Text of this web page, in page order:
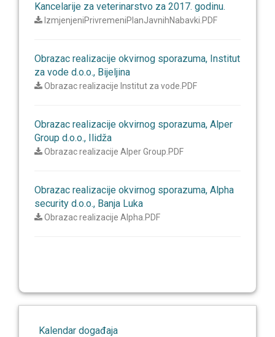
Kancelarije za veterinarstvo za 2017. godinu.
IzmjenjeniPrivremeniPlanJavnihNabavki.PDF
Obrazac realizacije okvirnog sporazuma, Institut
za vode d.o.o., Bijeljina
Obrazac realizacije Institut za vode.PDF
Obrazac realizacije okvirnog sporazuma, Alper
Group d.o.o., Ilidža
Obrazac realizacije Alper Group.PDF
Obrazac realizacije okvirnog sporazuma, Alpha
security d.o.o., Banja Luka
Obrazac realizacije Alpha.PDF
Kalendar događaja